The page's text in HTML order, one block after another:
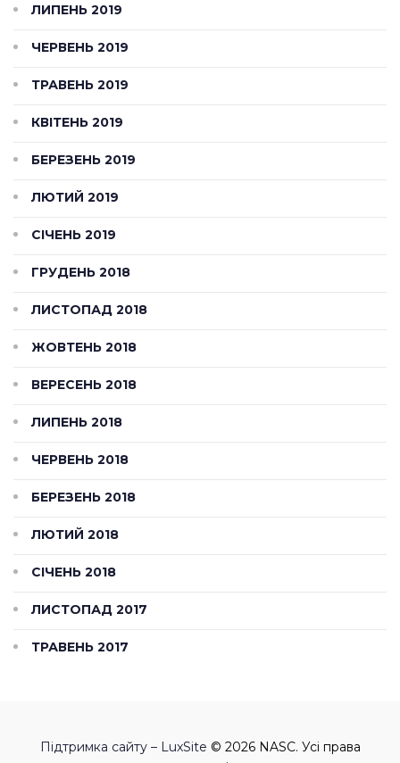
ЛИПЕНЬ 2019
ЧЕРВЕНЬ 2019
ТРАВЕНЬ 2019
КВІТЕНЬ 2019
БЕРЕЗЕНЬ 2019
ЛЮТИЙ 2019
СІЧЕНЬ 2019
ГРУДЕНЬ 2018
ЛИСТОПАД 2018
ЖОВТЕНЬ 2018
ВЕРЕСЕНЬ 2018
ЛИПЕНЬ 2018
ЧЕРВЕНЬ 2018
БЕРЕЗЕНЬ 2018
ЛЮТИЙ 2018
СІЧЕНЬ 2018
ЛИСТОПАД 2017
ТРАВЕНЬ 2017
Підтримка сайту – LuxSite © 2026 NASC. Усі права